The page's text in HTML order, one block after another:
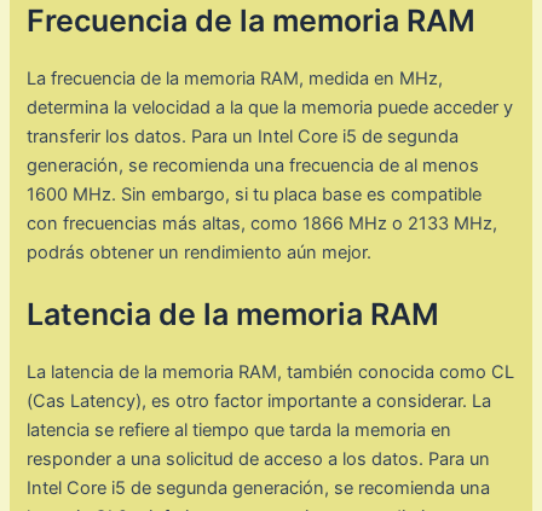
Frecuencia de la memoria RAM
La frecuencia de la memoria RAM, medida en MHz,
determina la velocidad a la que la memoria puede acceder y
transferir los datos. Para un Intel Core i5 de segunda
generación, se recomienda una frecuencia de al menos
1600 MHz. Sin embargo, si tu placa base es compatible
con frecuencias más altas, como 1866 MHz o 2133 MHz,
podrás obtener un rendimiento aún mejor.
Latencia de la memoria RAM
La latencia de la memoria RAM, también conocida como CL
(Cas Latency), es otro factor importante a considerar. La
latencia se refiere al tiempo que tarda la memoria en
responder a una solicitud de acceso a los datos. Para un
Intel Core i5 de segunda generación, se recomienda una